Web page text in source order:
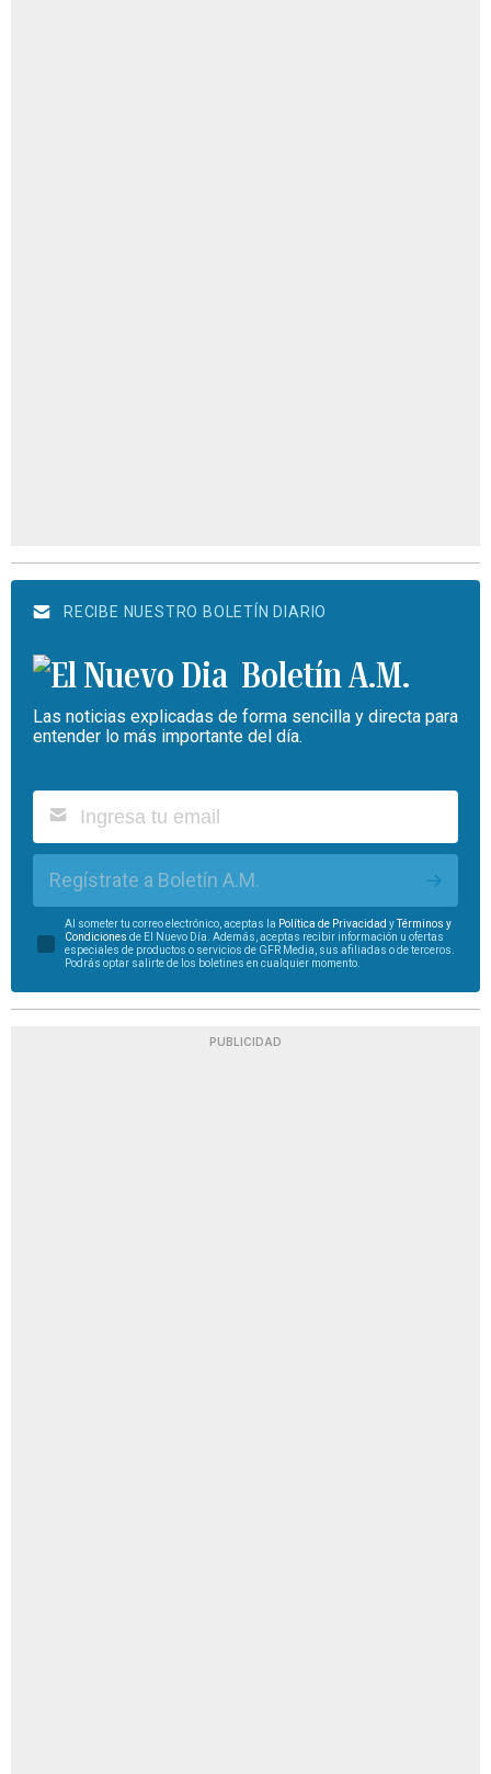
RECIBE NUESTRO BOLETÍN DIARIO
Boletín A.M.
Las noticias explicadas de forma sencilla y directa para
entender lo más importante del día.
Regístrate a Boletín A.M.
Al someter tu correo electrónico, aceptas la Política de Privacidad yTérminos y
Condiciones de El Nuevo Día. Además, aceptas recibir información u ofertas
especiales de productos o servicios de GFR Media, sus afiliadas o de terceros.
Podrás optar salirte de los boletines en cualquier momento.
PUBLICIDAD